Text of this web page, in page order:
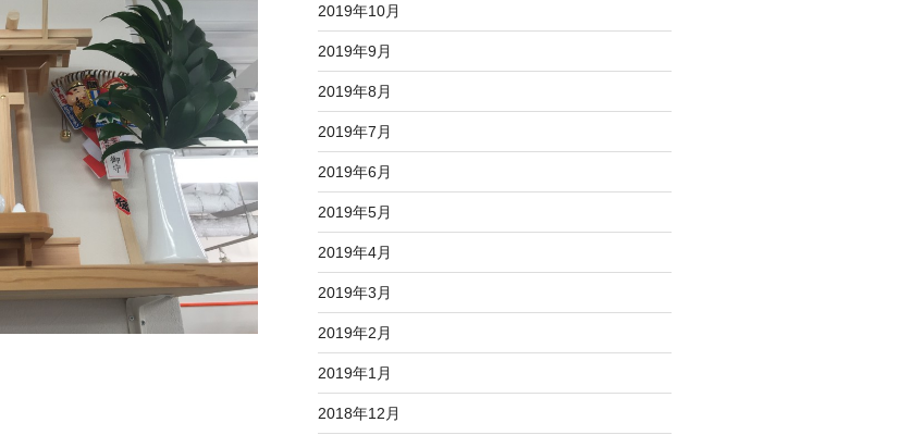
2019年10月
2019年9月
2019年8月
2019年7月
2019年6月
2019年5月
2019年4月
2019年3月
2019年2月
2019年1月
2018年12月